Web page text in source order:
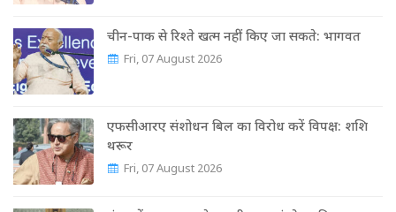
चीन-पाक से रिश्ते खत्म नहीं किए जा सकते: भागवत
Fri, 07 August 2026
एफसीआरए संशोधन बिल का विरोध करें विपक्ष: शशि
थरूर
Fri, 07 August 2026